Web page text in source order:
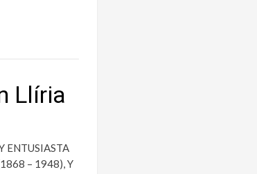
Llíria
ENTUSIASTA
– 1948), Y